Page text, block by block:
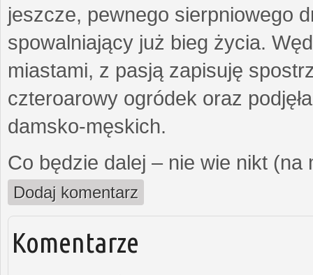
jeszcze, pewnego sierpniowego
spowalniający już bieg życia.
miastami, z pasją zapisuję
czteroarowy ogródek oraz
damsko-męskich.
Co będzie dalej – nie wie nikt
Dodaj komentarz
Komentarze